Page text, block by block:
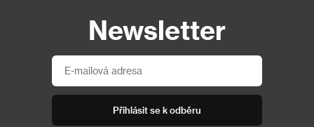
Newsletter
Přihlásit se k odběru